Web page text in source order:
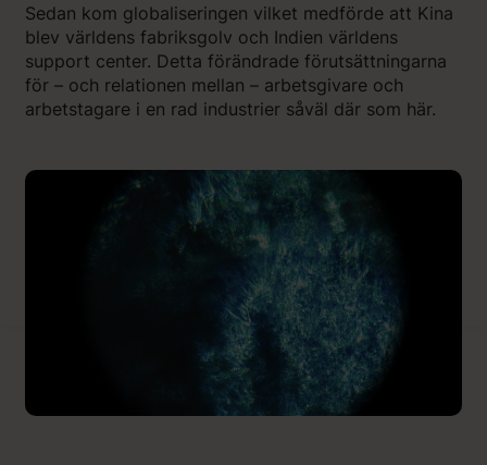
Sedan kom globaliseringen vilket medförde att Kina
blev världens fabriksgolv och Indien världens
support center. Detta förändrade förutsättningarna
för – och relationen mellan – arbetsgivare och
arbetstagare i en rad industrier såväl där som här.